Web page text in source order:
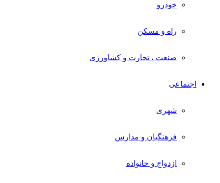
خودرو
راه و مسکن
صنعت ، تجارت و کشاورزی
اجتماعی
شهری
فرهنگیان و مدارس
ازدواج و خانواده